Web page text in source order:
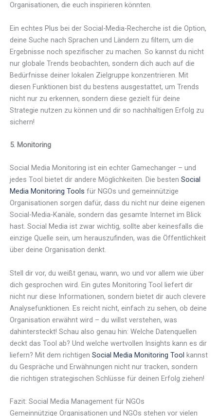
Organisationen, die euch inspirieren könnten.
Ein echtes Plus bei der Social-Media-Recherche ist die Option,
deine Suche nach Sprachen und Ländern zu filtern, um die
Ergebnisse noch spezifischer zu machen. So kannst du nicht
nur globale Trends beobachten, sondern dich auch auf die
Bedürfnisse deiner lokalen Zielgruppe konzentrieren. Mit
diesen Funktionen bist du bestens ausgestattet, um Trends
nicht nur zu erkennen, sondern diese gezielt für deine
Strategie nutzen zu können und dir so nachhaltigen Erfolg zu
sichern!
5. Monitoring
Social Media Monitoring ist ein echter Gamechanger – und
jedes Tool bietet dir andere Möglichkeiten. Die besten Social
Media Monitoring Tools für NGOs und gemeinnützige
Organisationen sorgen dafür, dass du nicht nur deine eigenen
Social-Media-Kanäle, sondern das gesamte Internet im Blick
hast. Social Media ist zwar wichtig, sollte aber keinesfalls die
einzige Quelle sein, um herauszufinden, was die Öffentlichkeit
über deine Organisation denkt.
Stell dir vor, du weißt genau, wann, wo und vor allem wie über
dich gesprochen wird. Ein gutes Monitoring Tool liefert dir
nicht nur diese Informationen, sondern bietet dir auch clevere
Analysefunktionen. Es reicht nicht, einfach zu sehen, ob deine
Organisation erwähnt wird – du willst verstehen, was
dahintersteckt! Schau also genau hin: Welche Datenquellen
deckt das Tool ab? Und welche wertvollen Insights kann es dir
liefern? Mit dem richtigen Social Media Monitoring Tool kannst
du Gespräche und Erwähnungen nicht nur tracken, sondern
die richtigen strategischen Schlüsse für deinen Erfolg ziehen!
Fazit: Social Media Management für NGOs
Gemeinnützige Organisationen und NGOs stehen vor vielen